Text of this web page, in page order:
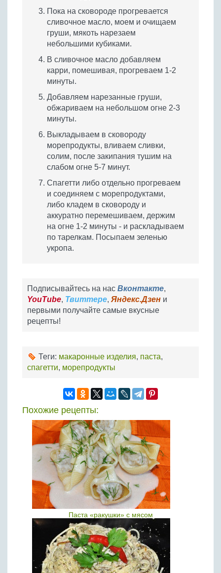
Пока на сковороде прогревается
сливочное масло, моем и очищаем
груши, мякоть нарезаем
небольшими кубиками.
В сливочное масло добавляем
карри, помешивая, прогреваем 1-2
минуты.
Добавляем нарезанные груши,
обжариваем на небольшом огне 2-3
минуты.
Выкладываем в сковороду
морепродукты, вливаем сливки,
солим, после закипания тушим на
слабом огне 5-7 минут.
Спагетти либо отдельно прогреваем
и соединяем с морепродуктами,
либо кладем в сковороду и
аккуратно перемешиваем, держим
на огне 1-2 минуты - и раскладываем
по тарелкам. Посыпаем зеленью
укропа.
Подписывайтесь на нас Вконтакте,
YouTube, Твиттере, Яндекс.Дзен и
первыми получайте самые вкусные
рецепты!
Теги: макаронные изделия, паста,
спагетти, морепродукты
Похожие рецепты:
Паста «ракушки» с мясом